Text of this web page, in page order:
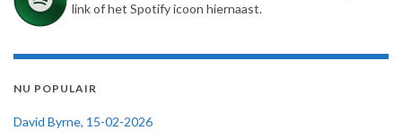
link of het Spotify icoon hiernaast.
NU POPULAIR
David Byrne, 15-02-2026